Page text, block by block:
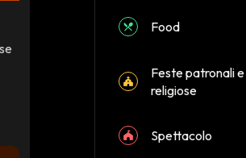
Food
Feste patronali e
religiose
Spettacolo